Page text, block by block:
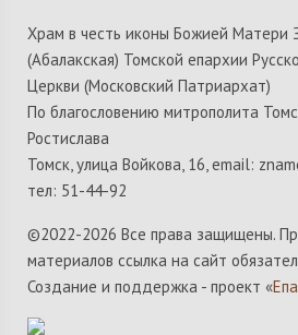
Храм в честь иконы Божией Матери
(Абалакская) Томской епархии
Церкви (Московский Патриархат)
По благословению митрополита
Ростислава
Томск, улица Войкова, 16, email:
тел: 51-44-92
©2022-2026 Все права защищены.
материалов ссылка на сайт
Создание и поддержка - проект «